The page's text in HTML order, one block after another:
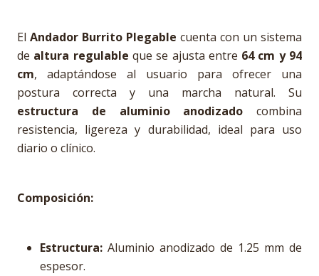
El Andador Burrito Plegable cuenta con un sistema
de altura regulable que se ajusta entre 64 cm y 94
cm, adaptándose al usuario para ofrecer una
postura correcta y una marcha natural. Su
estructura de aluminio anodizado combina
resistencia, ligereza y durabilidad, ideal para uso
diario o clínico.
Composición:
Estructura: Aluminio anodizado de 1.25 mm de
espesor.